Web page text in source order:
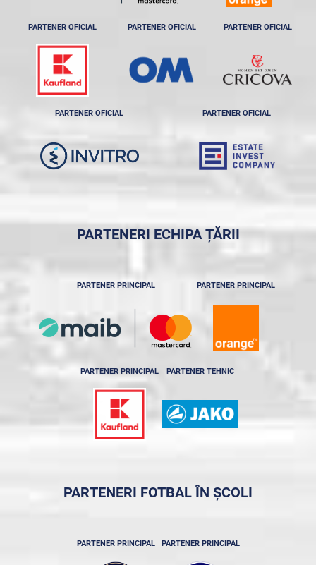
PARTENER OFICIAL PARTENER OFICIAL PARTENER OFICIAL
PARTENER OFICIAL PARTENER OFICIAL
PARTENERI ECHIPA ȚĂRII
PARTENER PRINCIPAL PARTENER PRINCIPAL
PARTENER PRINCIPAL PARTENER TEHNIC
PARTENERI FOTBAL ÎN ȘCOLI
PARTENER PRINCIPAL PARTENER PRINCIPAL